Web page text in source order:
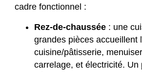
cadre fonctionnel :
Rez-de-chaussée : une
grandes pièces accueillent
cuisine/pâtisserie,
carrelage, et électricité. Un